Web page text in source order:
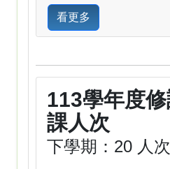
看更多
113學年度
課人次
下學期：20 人次